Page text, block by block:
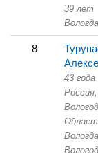
39 лет
Вологда
8
43 года
Россия,